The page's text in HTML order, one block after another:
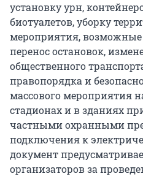
установку урн,
биотуалетов, уборку
мероприятия,
перенос остановок,
общественного
правопорядка и
массового мероприятия
стадионах и в зданиях
частными охранными
подключения к
документ
организаторов за